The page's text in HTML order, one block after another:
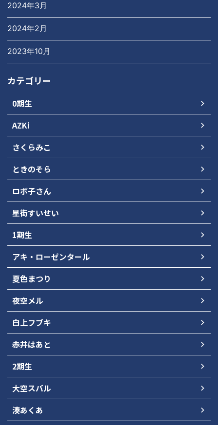
2024年3月
2024年2月
2023年10月
カテゴリー
0期生
AZKi
さくらみこ
ときのそら
ロボ子さん
星街すいせい
1期生
アキ・ローゼンタール
夏色まつり
夜空メル
白上フブキ
赤井はあと
2期生
大空スバル
湊あくあ